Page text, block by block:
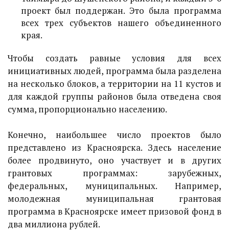
проект был поддержан. Это была программа
всех трех субъектов нашего объединенного
края.
Чтобы создать равные условия для всех
инициативных людей, программа была разделена
на несколько блоков, а территории на 11 кустов и
для каждой группы районов была отведена своя
сумма, пропорционально населению.
Конечно, наибольшее число проектов было
представлено из Красноярска. Здесь население
более продвинуто, оно участвует и в других
грантовых программах: зарубежных,
федеральных, муниципальных. Например,
молодежная муниципальная грантовая
программа в Красноярске имеет призовой фонд в
два миллиона рублей.